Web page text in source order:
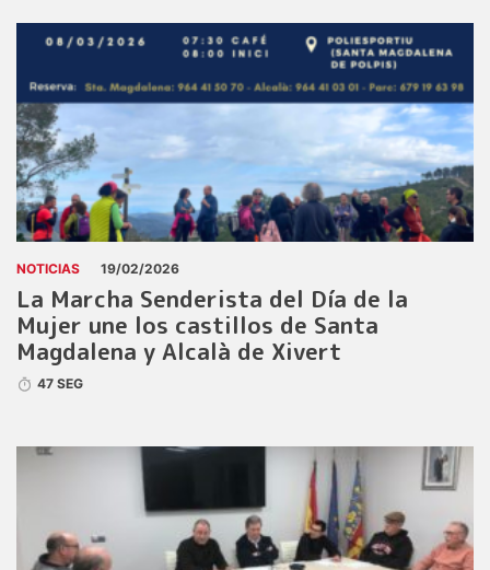
NOTICIAS 19/02/2026
La Marcha Senderista del Día de la
Mujer une los castillos de Santa
Magdalena y Alcalà de Xivert
47 SEG